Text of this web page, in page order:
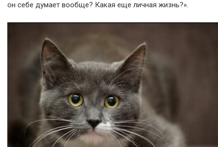
он себе думает вообще? Какая еще личная жизнь?».